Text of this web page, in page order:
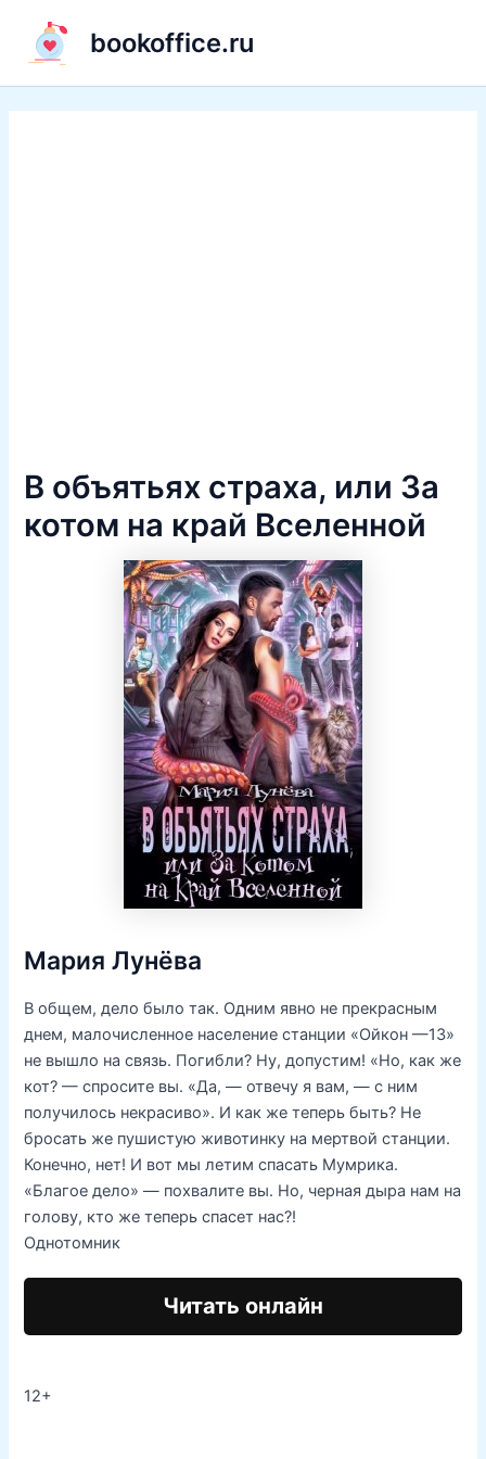
содержимому
bookoffice.ru
В объятьях страха, или За
котом на край Вселенной
Мария Лунёва
В общем, дело было так. Одним явно не прекрасным
днем, малочисленное население станции «Ойкон —13»
не вышло на связь. Погибли? Ну, допустим! «Но, как же
кот? — спросите вы. «Да, — отвечу я вам, — с ним
получилось некрасиво». И как же теперь быть? Не
бросать же пушистую животинку на мертвой станции.
Конечно, нет! И вот мы летим спасать Мумрика.
«Благое дело» — похвалите вы. Но, черная дыра нам на
голову, кто же теперь спасет нас?!
Однотомник
Читать онлайн
12+